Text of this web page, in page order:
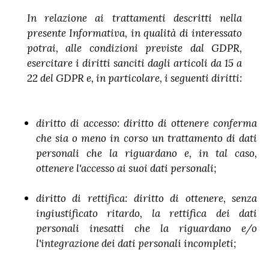
In relazione ai trattamenti descritti nella
presente Informativa, in qualità di interessato
potrai, alle condizioni previste dal GDPR,
esercitare i diritti sanciti dagli articoli da 15 a
22 del GDPR e, in particolare, i seguenti diritti:
diritto di accesso: diritto di ottenere conferma
che sia o meno in corso un trattamento di dati
personali che la riguardano e, in tal caso,
ottenere l'accesso ai suoi dati personali;
diritto di rettifica: diritto di ottenere, senza
ingiustificato ritardo, la rettifica dei dati
personali inesatti che la riguardano e/o
l'integrazione dei dati personali incompleti;